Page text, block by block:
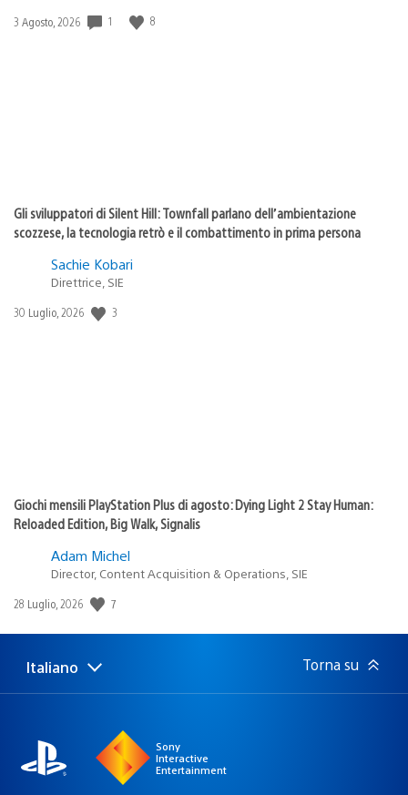
Data
3 Agosto, 2026 1 8
Gli sviluppatori di Silent Hill: Townfall parlano dell’ambientazione
scozzese, la tecnologia retrò e il combattimento in prima persona
Sachie Kobari
Direttrice, SIE
Data
30 Luglio, 2026 3
Giochi mensili PlayStation Plus di agosto: Dying Light 2 Stay Human:
Reloaded Edition, Big Walk, Signalis
Adam Michel
Director, Content Acquisition & Operations, SIE
Data
pubblicazione:
28 Luglio, 2026 7
Seleziona
una
Regione
attuale:
Italiano Torna su
Sony
Interactive
Entertainment